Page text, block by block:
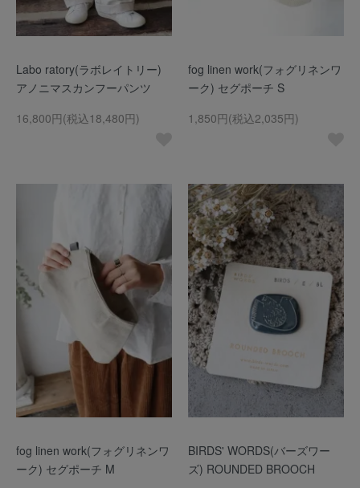
Labo ratory(ラボレイトリー)
アノニマスカンフーパンツ
16,800円(税込18,480円)
fog linen work(フォグリネンワ
ーク) セグポーチ S
1,850円(税込2,035円)
fog linen work(フォグリネンワ
ーク) セグポーチ M
BIRDS' WORDS(バーズワー
ズ) ROUNDED BROOCH